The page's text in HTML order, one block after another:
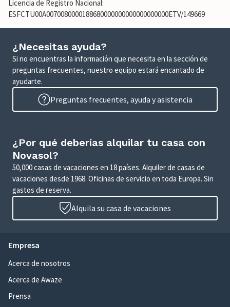
Licencia de Registro Nacional:
ESFCTU00A0070080000188680000000000000000000ETV/149669
¿Necesitas ayuda?
Si no encuentras la información que necesita en la sección de
preguntas frecuentes, nuestro equipo estará encantado de
ayudarte.
Preguntas frecuentes, ayuda y asistencia
¿Por qué deberías alquilar tu casa con
Novasol?
50,000 casas de vacaciones en 18 países. Alquiler de casas de
vacaciones desde 1968. Oficinas de servicio en toda Europa. Sin
gastos de reserva.
Alquila su casa de vacaciones
Empresa
Acerca de nosotros
Acerca de Awaze
Prensa